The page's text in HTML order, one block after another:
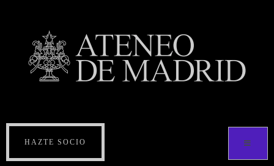
HAZTE SOCIO